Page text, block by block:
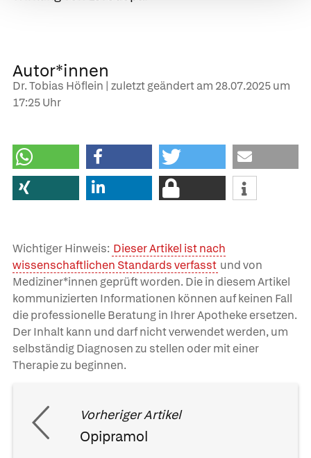
Autor*innen
Dr. Tobias Höflein | zuletzt geändert am 28.07.2025um
17:25 Uhr
Wichtiger Hinweis: Dieser Artikel ist nach
wissenschaftlichen Standards verfasst und von
Mediziner*innen geprüft worden. Die in diesem Artikel
kommunizierten Informationen können auf keinen Fall
die professionelle Beratung in Ihrer Apotheke ersetzen.
Der Inhalt kann und darf nicht verwendet werden, um
selbständig Diagnosen zu stellen oder mit einer
Therapie zu beginnen.
Vorheriger Artikel
Opipramol